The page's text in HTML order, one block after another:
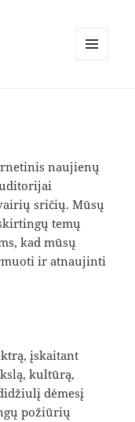
naujienų
sričių. Mūsų
temų
kad mūsų
ir atnaujinti
įskaitant
kultūrą,
dėmesį
požiūrių